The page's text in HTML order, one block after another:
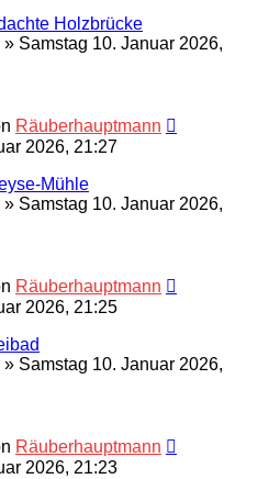
Holzbrücke
» Samstag 10. Januar 2026,
Räuberhauptmann
2026, 21:27
Mühle
» Samstag 10. Januar 2026,
Räuberhauptmann
2026, 21:25
» Samstag 10. Januar 2026,
Räuberhauptmann
2026, 21:23